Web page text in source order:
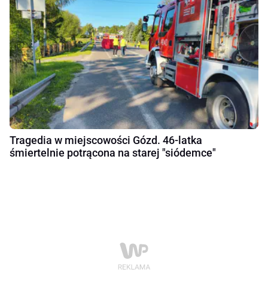
Tragedia w miejscowości Gózd. 46-latka
śmiertelnie potrącona na starej "siódemce"